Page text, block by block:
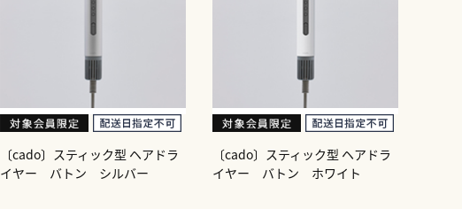
〔cado〕スティック型 ヘアドラ
イヤー バトン シルバー
〔cado〕スティック型 ヘアドラ
イヤー バトン ホワイト